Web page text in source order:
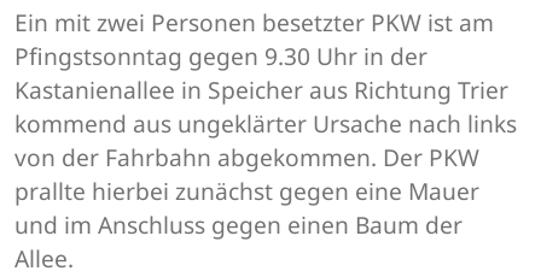
Ein mit zwei Personen besetzter PKW ist am
Pfingstsonntag gegen 9.30 Uhr in der
Kastanienallee in Speicher aus Richtung Trier
kommend aus ungeklärter Ursache nach links
von der Fahrbahn abgekommen. Der PKW
prallte hierbei zunächst gegen eine Mauer
und im Anschluss gegen einen Baum der
Allee.